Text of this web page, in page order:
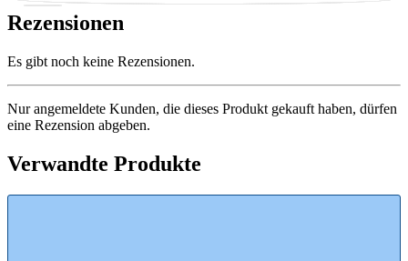
Rezensionen
Es gibt noch keine Rezensionen.
Nur angemeldete Kunden, die dieses Produkt gekauft haben, dürfen
eine Rezension abgeben.
Verwandte Produkte